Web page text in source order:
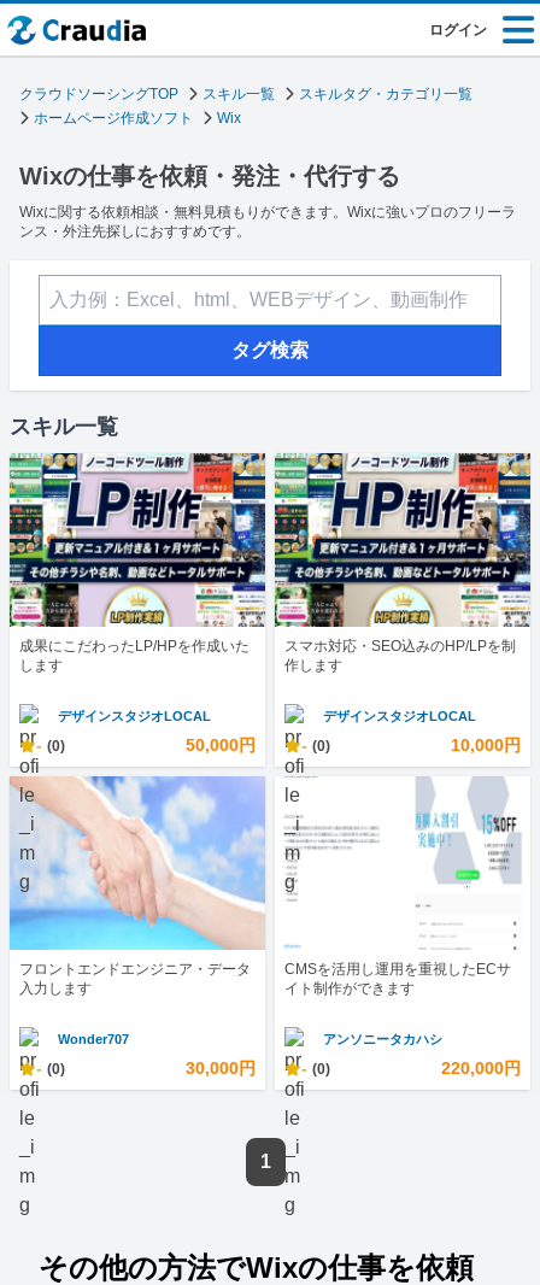
ログイン
クラウドソーシングTOP スキル一覧
スキルタグ・カテゴリ一覧
ホームページ作成ソフト
Wix
Wixの仕事を依頼・発注・代行する
Wixに関する依頼相談・無料見積もりができます。Wixに強いプロのフリーラ
ンス・外注先探しにおすすめです。
タグ検索
スキル一覧
成果にこだわったLP/HPを作成いた
します
デザインスタジオLOCAL
- (0) 50,000円
スマホ対応・SEO込みのHP/LPを制
作します
デザインスタジオLOCAL
- (0) 10,000円
フロントエンドエンジニア・データ
入力します
Wonder707
- (0) 30,000円
CMSを活用し運用を重視したECサ
イト制作ができます
アンソニータカハシ
- (0) 220,000円
1
その他の方法でWixの仕事を依頼